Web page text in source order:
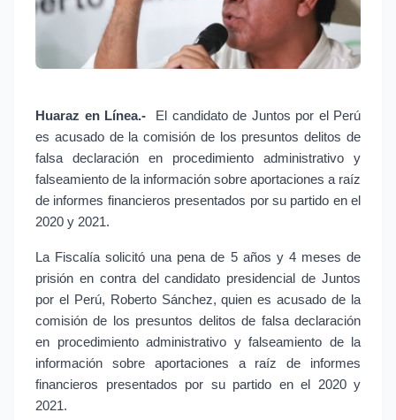
Huaraz en Línea.-
El candidato de Juntos por el Perú
es acusado de la comisión de los presuntos delitos de
falsa declaración en procedimiento administrativo y
falseamiento de la información sobre aportaciones a raíz
de informes financieros presentados por su partido en el
2020 y 2021.
La Fiscalía solicitó una pena de 5 años y 4 meses de
prisión en contra del candidato presidencial de Juntos
por el Perú, Roberto Sánchez, quien es acusado de la
comisión de los presuntos delitos de falsa declaración
en procedimiento administrativo y falseamiento de la
información sobre aportaciones a raíz de informes
financieros presentados por su partido en el 2020 y
2021.